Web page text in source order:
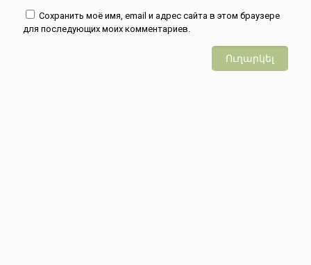
Сохранить моё имя, email и адрес сайта в этом браузере
для последующих моих комментариев.